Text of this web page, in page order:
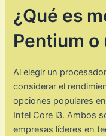
¿Qué es
Pentium o
Al elegir un
considerar el
opciones populares
Intel Core i3. Ambos
empresas líderes en